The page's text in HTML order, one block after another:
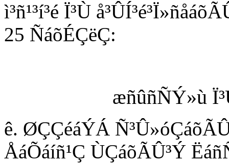
ì³ñ¹³í³é Ï³Ù
25 ÑáõÉÇëÇ:
æñûñÑÝ»ù
ê. ØÇÇéáÝÁ
ÅáÕáíñ¹Ç ÙÇáõÃÛ³Ý